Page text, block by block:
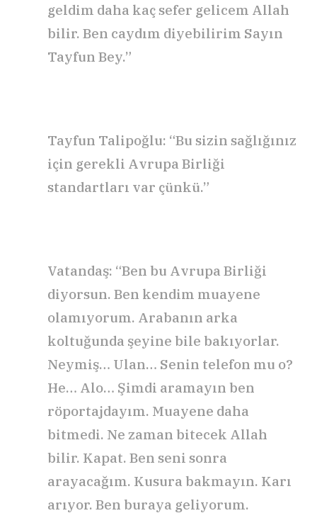
geldim daha kaç sefer gelicem Allah
bilir. Ben caydım diyebilirim Sayın
Tayfun Bey.”
Tayfun Talipoğlu: “Bu sizin sağlığınız
için gerekli Avrupa Birliği
standartları var çünkü.”
Vatandaş: “Ben bu Avrupa Birliği
diyorsun. Ben kendim muayene
olamıyorum. Arabanın arka
koltuğunda şeyine bile bakıyorlar.
Neymiş… Ulan… Senin telefon mu o?
He… Alo… Şimdi aramayın ben
röportajdayım. Muayene daha
bitmedi. Ne zaman bitecek Allah
bilir. Kapat. Ben seni sonra
arayacağım. Kusura bakmayın. Karı
arıyor. Ben buraya geliyorum.